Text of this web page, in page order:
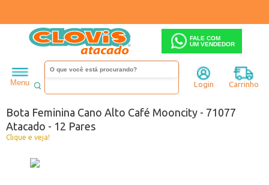
FALE COM
UM VENDEDOR
Menu Login Carrinho
Feminino Bota Cano alto
Bota Feminina Cano Alto Café Mooncity - 71077
Atacado - 12 Pares
Clique e veja!